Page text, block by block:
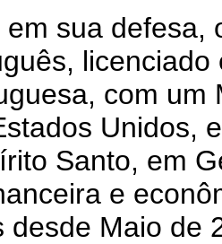
sua defesa,
com um
Unidos,
Santo, em
e
desde Maio de